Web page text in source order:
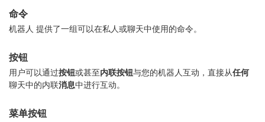
命令
机器人 提供了一组可以在私人或聊天中使用的命令。
按钮
用户可以通过按钮或甚至内联按钮与您的机器人互动，直接从任何
聊天中的内联消息中进行互动。
菜单按钮